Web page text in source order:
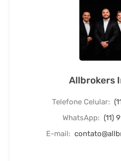
Allbrokers
Telefone Celular:
WhatsApp: (11)
E-mail: